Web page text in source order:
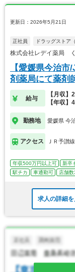
更新日：2026年5月21日
正社員 ドラッグストア
株式会社レデイ薬局
【愛媛県今治
剤薬局にて薬剤
給与
【月収
【年収
勤務地 愛媛県 今
アクセス ＪＲ予讃
年収500万円以上可 新卒
駅チカ
車通勤可 店舗
求人の詳細を